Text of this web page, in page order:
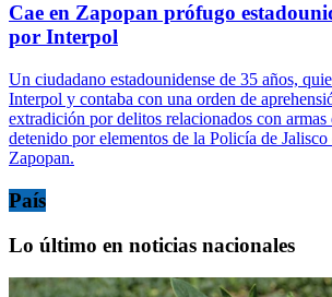
Cae en Zapopan prófugo
por Interpol
Un ciudadano estadounidense de 35 años,
Interpol y contaba con una orden de
extradición por delitos relacionados con
detenido por elementos de la Policía de
Zapopan.
País
Lo último en noticias nacionales